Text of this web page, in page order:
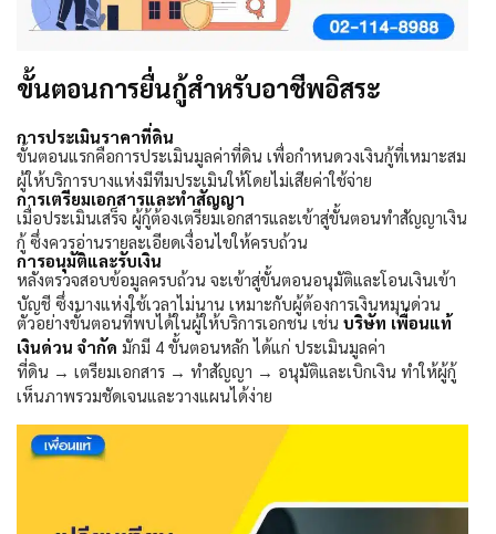
ขั้นตอนการยื่นกู้สำหรับอาชีพอิสระ
การประเมินราคาที่ดิน
ขั้นตอนแรกคือการประเมินมูลค่าที่ดิน เพื่อกำหนดวงเงินกู้ที่เหมาะสม
ผู้ให้บริการบางแห่งมีทีมประเมินให้โดยไม่เสียค่าใช้จ่าย
การเตรียมเอกสารและทำสัญญา
เมื่อประเมินเสร็จ ผู้กู้ต้องเตรียมเอกสารและเข้าสู่ขั้นตอนทำสัญญาเงิน
กู้ ซึ่งควรอ่านรายละเอียดเงื่อนไขให้ครบถ้วน
การอนุมัติและรับเงิน
หลังตรวจสอบข้อมูลครบถ้วน จะเข้าสู่ขั้นตอนอนุมัติและโอนเงินเข้า
บัญชี ซึ่งบางแห่งใช้เวลาไม่นาน เหมาะกับผู้ต้องการเงินหมุนด่วน
ตัวอย่างขั้นตอนที่พบได้ในผู้ให้บริการเอกชน เช่น บริษัท เพื่อนแท้
เงินด่วน จำกัด มักมี 4 ขั้นตอนหลัก ได้แก่ ประเมินมูลค่า
ที่ดิน → เตรียมเอกสาร → ทำสัญญา → อนุมัติและเบิกเงิน ทำให้ผู้กู้
เห็นภาพรวมชัดเจนและวางแผนได้ง่าย